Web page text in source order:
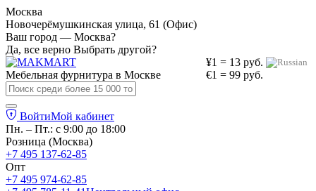
Москва
Новочерёмушкинская улица, 61 (Офис)
Ваш город — Москва?
Да, все верно Выбрать другой?
¥1 = 13 руб.
€1 = 99 руб.
Мебельная фурнитура в Москве
ВойтиМой кабинет
Пн. – Пт.: с 9:00 до 18:00
Розница (Москва)
+7 495 137-62-85
Опт
+7 495 974-62-85